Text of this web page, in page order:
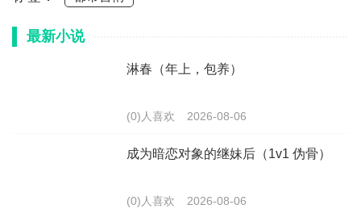
最新小说
淋春（年上，包养）
(0)人喜欢 2026-08-06
成为暗恋对象的继妹后（1v1 伪骨）
(0)人喜欢 2026-08-06